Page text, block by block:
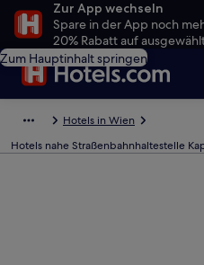
Zur App wechseln
Spare in der App noch
20% Rabatt auf
Zum Hauptinhalt springen
Hotels in Wien
Hotels nahe Straßenbahnhaltestelle